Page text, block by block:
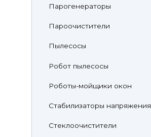
Парогенераторы
Пароочистители
Пылесосы
Робот пылесосы
Роботы-мойщики окон
Стабилизаторы напряжения
Стеклоочистители